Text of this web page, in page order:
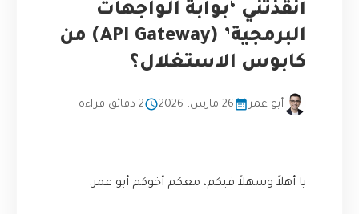
أنقذتني ‘بوابة الواجهات
البرمجية’ (API Gateway) من
كابوس الاستغلال؟
أبو عمر 26 مارس، 2026 2 دقائق قراءة
يا أهلاً وسهلاً فيكم، معكم أخوكم أبو عمر.